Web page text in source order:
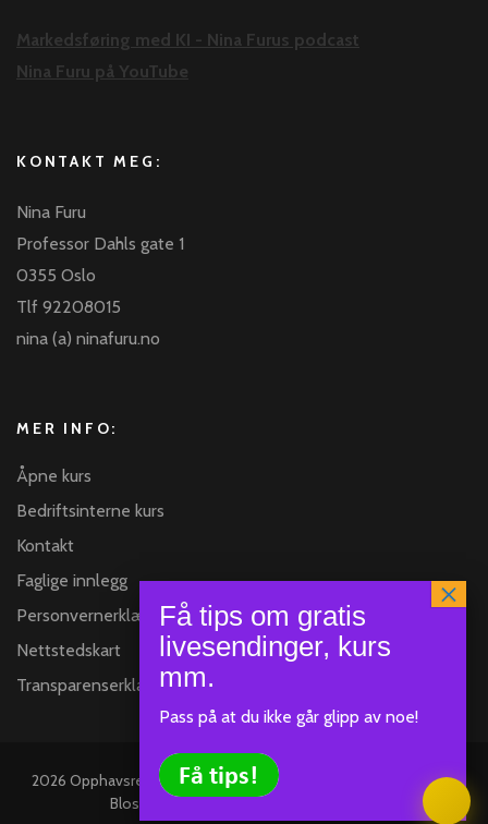
Markedsføring med KI - Nina Furus podcast
Nina Furu på YouTube
KONTAKT MEG:
Nina Furu
Professor Dahls gate 1
0355 Oslo
Tlf 92208015
nina (a) ninafuru.no
MER INFO:
Åpne kurs
Bedriftsinterne kurs
Kontakt
Faglige innlegg
Personvernerklæring
Nettstedskart
Transparenserklæring
2026 Opphavsrett Nina Furu.Blossom Mommy Blog | Utviklet av
Blossom Themes.Drevet av
Pass på at du ikke går glipp av noe!
SEND